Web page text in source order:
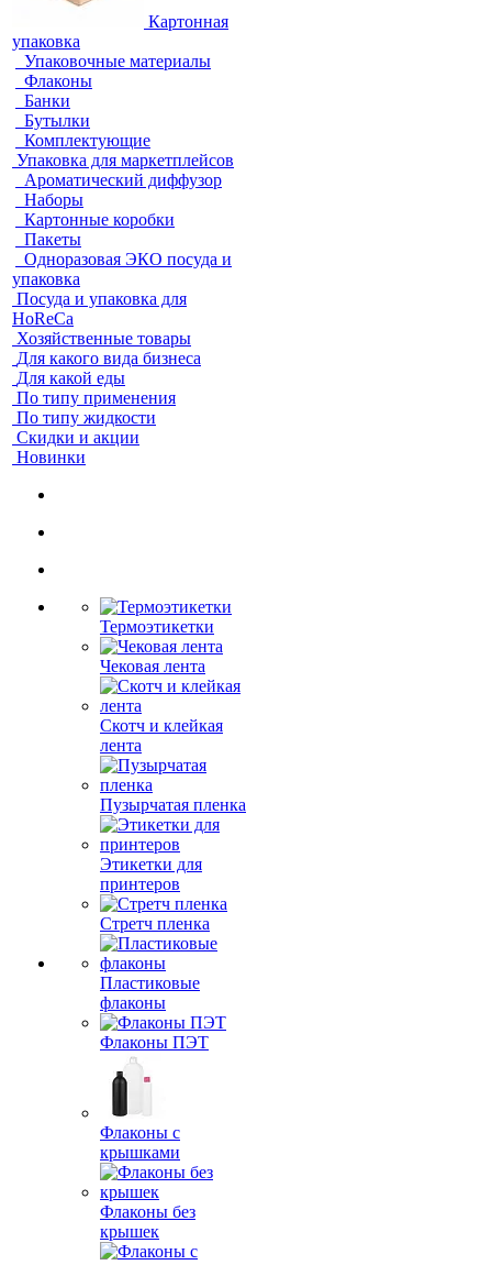
Картонная
упаковка
Упаковочные материалы
Флаконы
Банки
Бутылки
Комплектующие
Упаковка для маркетплейсов
Ароматический диффузор
Наборы
Картонные коробки
Пакеты
Одноразовая ЭКО посуда и
упаковка
Посуда и упаковка для
HoReCa
Хозяйственные товары
Для какого вида бизнеса
Для какой еды
По типу применения
По типу жидкости
Скидки и акции
Новинки
Термоэтикетки
Чековая лента
Скотч и клейкая
лента
Пузырчатая пленка
Этикетки для
принтеров
Стретч пленка
Пластиковые
флаконы
Флаконы ПЭТ
Флаконы с
крышками
Флаконы без
крышек